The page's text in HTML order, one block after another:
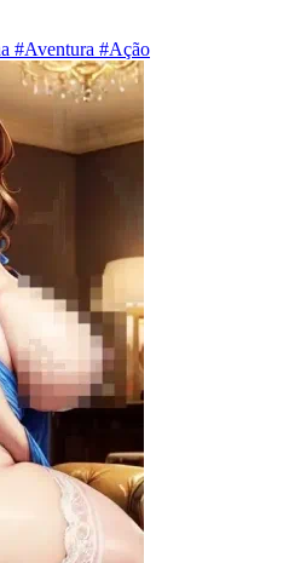
#Aventura #Ação